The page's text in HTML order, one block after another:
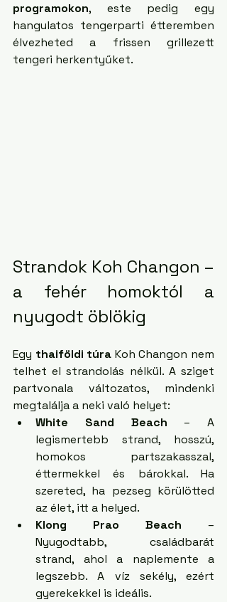
programokon, este pedig egy
hangulatos tengerparti étteremben
élvezheted a frissen grillezett
tengeri herkentyűket.
Strandok Koh Changon –
a fehér homoktól a
nyugodt öblökig
Egy thaiföldi túra Koh Changon nem
telhet el strandolás nélkül. A sziget
partvonala változatos, mindenki
megtalálja a neki való helyet:
White Sand Beach – A
legismertebb strand, hosszú,
homokos partszakasszal,
éttermekkel és bárokkal. Ha
szereted, ha pezseg körülötted
az élet, itt a helyed.
Klong Prao Beach –
Nyugodtabb, családbarát
strand, ahol a naplemente a
legszebb. A víz sekély, ezért
gyerekekkel is ideális.